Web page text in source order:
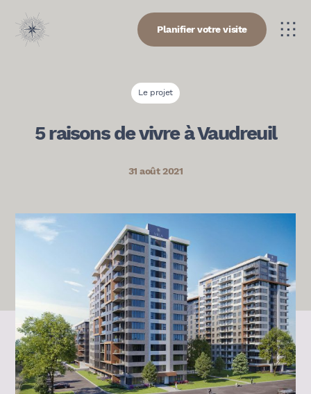
Planifier votre visite
Le projet
5 raisons de vivre à Vaudreuil
31 août 2021